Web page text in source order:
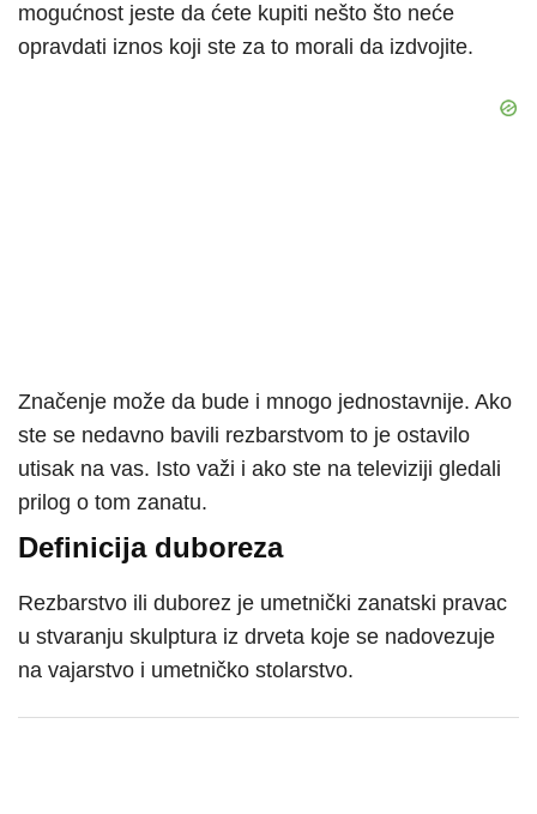
mogućnost jeste da ćete kupiti nešto što neće
opravdati iznos koji ste za to morali da izdvojite.
Značenje može da bude i mnogo jednostavnije. Ako
ste se nedavno bavili rezbarstvom to je ostavilo
utisak na vas. Isto važi i ako ste na televiziji gledali
prilog o tom zanatu.
Definicija duboreza
Rezbarstvo ili duborez je umetnički zanatski pravac
u stvaranju skulptura iz drveta koje se nadovezuje
na vajarstvo i umetničko stolarstvo.